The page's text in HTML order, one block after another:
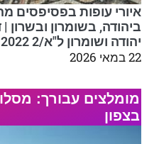
איורי עופות בפסיפסים
ביהודה, בשומרון
יהודה ושומרון ל"א/2 2022
22 במאי 2026
מומלצים עבורך:
בצפון